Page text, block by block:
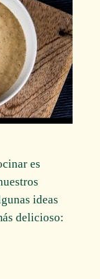
es
ideas
delicioso: